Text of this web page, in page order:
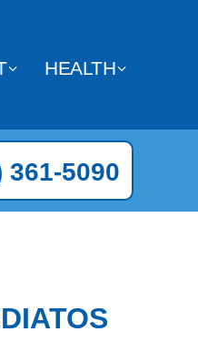
HEALTH
361-5090